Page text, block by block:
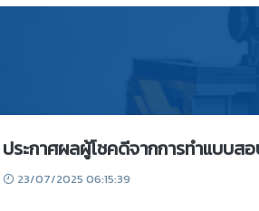
ประกาศผลผู้โชคดีจากการทำแบบส
23/07/2025 06:15:39